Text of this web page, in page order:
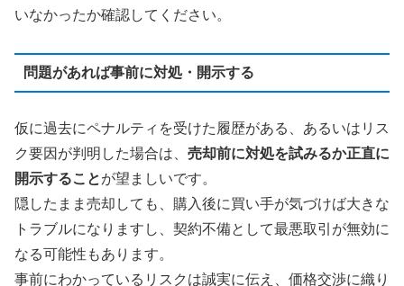
いなかったか確認してください。
問題があれば事前に対処・開示する
仮に過去にペナルティを受けた履歴がある、あるいはリス
ク要因が判明した場合は、 売却前に対処を試みるか正直に
開示することが望ましいです。
隠したまま売却しても、購入後に買い手が気づけば大きな
トラブルになりますし、契約不備として最悪取引が無効に
なる可能性もあります。
事前にわかっているリスクは誠実に伝え、価格交渉に織り